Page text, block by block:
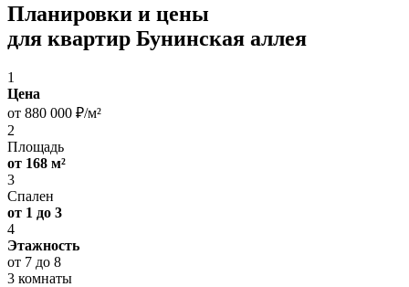
Планировки и цены
для квартир Бунинская аллея
1
Цена
от 880 000 ₽/м²
2
Площадь
от 168 м²
3
Спален
от 1 до 3
4
Этажность
от 7 до 8
3 комнаты